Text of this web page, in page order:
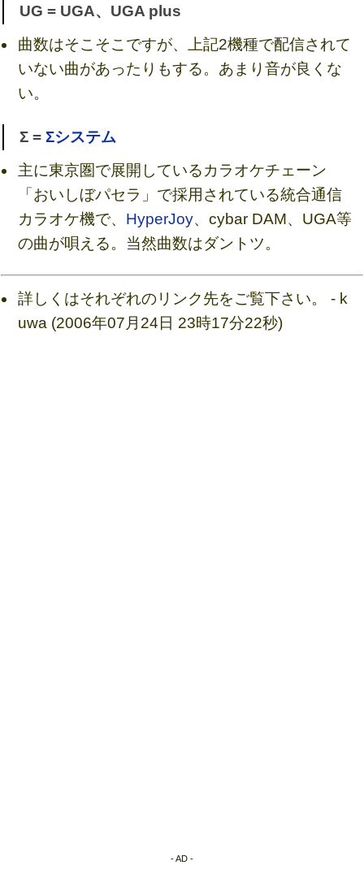
UG = UGA、UGA plus
曲数はそこそこですが、上記2機種で配信されて
いない曲があったりもする。あまり音が良くな
い。
Σ = Σシステム
主に東京圏で展開しているカラオケチェーン
「おいしぼパセラ」で採用されている統合通信
カラオケ機で、 HyperJoy、cybar DAM、UGA等
の曲が唄える。当然曲数はダントツ。
詳しくはそれぞれのリンク先をご覧下さい。 - k
uwa (2006年07月24日 23時17分22秒)
- AD -